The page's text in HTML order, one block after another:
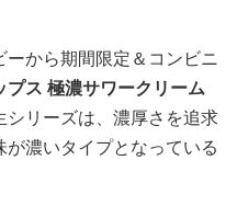
から期間限定＆コンビニ
プス 極濃サワークリーム
リーズは、濃厚さを追求
濃いタイプとなっている